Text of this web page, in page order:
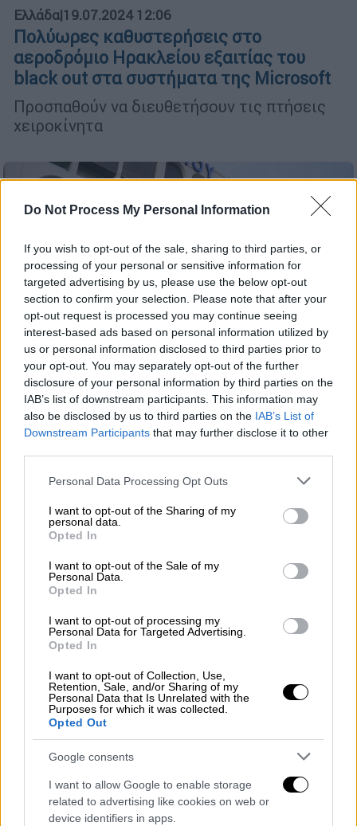
Do Not Process My Personal Information
If you wish to opt-out of the sale, sharing to third parties, or
processing of your personal or sensitive information for
targeted advertising by us, please use the below opt-out
section to confirm your selection. Please note that after your
opt-out request is processed you may continue seeing
interest-based ads based on personal information utilized by
us or personal information disclosed to third parties prior to
your opt-out. You may separately opt-out of the further
disclosure of your personal information by third parties on the
IAB’s list of downstream participants. This information may
also be disclosed by us to third parties on the IAB’s List of
Downstream Participants that may further disclose it to other
Please note that this website/app uses one or more Google
not limited to your visit or usage behaviour. You may click to
grant or deny consent to Google and its third-party tags to
use your data for below specified purposes in below Google
consent section.
Personal Data Processing Opt Outs
I want to opt-out of the Sharing of my
personal data.
Opted In
I want to opt-out of the Sale of my
Personal Data.
Opted In
I want to opt-out of processing my
Personal Data for Targeted Advertising.
Opted In
I want to opt-out of Collection, Use,
Retention, Sale, and/or Sharing of my
Personal Data that Is Unrelated with the
Purposes for which it was collected.
Opted Out
Google consents
I want to allow Google to enable storage
related to advertising like cookies on web or
device identifiers in apps.
Ελλάδα|19.07.2024 12:06
Πολύωρες καθυστερήσεις στο
αεροδρόμιο Ηρακλείου εξαιτίας του
black out στα συστήματα της Microsoft
Προσπαθούν να διευθετήσουν τις πτήσεις
χειροκίνητα
Ελλάδα|09.07.2024 14:22
Αεροδρόμιο σε... αποσύνθεση το «Νίκος
Καζαντζάκης» στην Κρήτη - Ποιες οι
παρεμβάσεις που κάνει η κυβέρνηση
Ο αερολιμένας έχει ξεπεράσει κατά 60% τη
χωρητικότητά του - Το 2027 έτοιμο το